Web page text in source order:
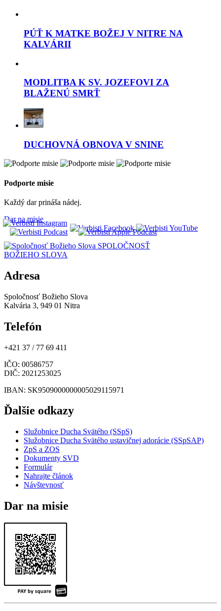
PÚŤ K MATKE BOŽEJ V NITRE NA
KALVÁRII
MODLITBA K SV. JOZEFOVI ZA
BLAŽENÚ SMRŤ
DUCHOVNÁ OBNOVA V SNINE
Podporte misie
Každý dar prináša nádej.
Dar na misie
SPOLOČNOSŤ
BOŽIEHO SLOVA
Adresa
Spoločnosť Božieho Slova
Kalvária 3, 949 01 Nitra
Telefón
+421 37 / 77 69 411
IČO: 00586757
DIČ: 2021253025
IBAN: SK9509000000005029115971
Ďalšie odkazy
Služobnice Ducha Svätého (SSpS)
Služobnice Ducha Svätého ustavičnej adorácie (SSpSAP)
ZpS a ZOS
Dokumenty SVD
Formulár
Nahrajte článok
Návštevnosť
Dar na misie